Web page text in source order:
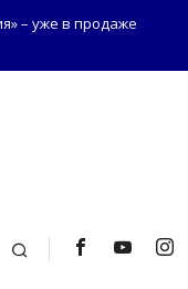
– уже в продаже
Поиск